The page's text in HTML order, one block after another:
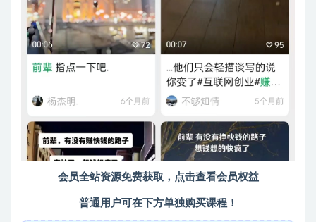
会员全站资源免费获取，点击查看会员权益
普通用户可在下方单独购买课程！